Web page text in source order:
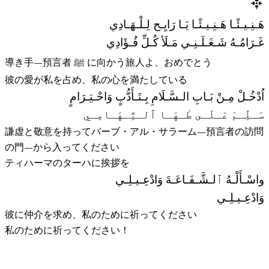
هَـنِـيـئًـا هَـنِـيـئًـا يَـا رَايِـح لِـلْـهَـادِي
غَـرَامُـهُ شَـغَـلَـنِـي مَـلَأ كُـلِّ فُـؤَادِي
導き手—預言者 ﷺ に向かう旅人よ、おめでとう
彼の愛が私を占め、私の心を満たしている
اُدْخُـلْ مِـنْ بَـابِ الـسَّـلَامِ بِـتَـأَدُّبٍ وَاحْـتِـرَامٍ
سَـلِّـمْ عَـلَـى طٰـهَـا ٱلـتِّـهَـامِـي
謙虚と敬意を持ってバーブ・アル・サラーム—預言者の訪問
の門—から入ってください
ティハーマのターハに挨拶を
واسْـأَلْـهُ ٱلـشَّـفَـاعَـةَ وَادْعِـيـلِـي
وَادْعِـيـلِـي
彼に仲介を求め、私のために祈ってください
私のために祈ってください！